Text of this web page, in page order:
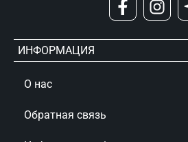
ИНФОРМАЦИЯ
О нас
Обратная связь